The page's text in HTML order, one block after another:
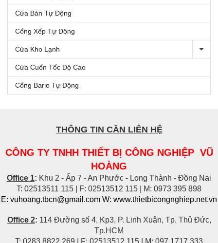
Cửa Bán Tự Động
Cổng Xếp Tự Động
Cửa Kho Lạnh
Cửa Cuốn Tốc Độ Cao
Cổng Barie Tự Động
THÔNG TIN CẦN LIÊN HỆ
CÔNG TY TNHH THIẾT BỊ CÔNG NGHIỆP VŨ
HOÀNG
Office 1: Khu 2 - Ấp 7 - An Phước - Long Thành - Đồng Nai
T: 02513511 115 | F: 02513512 115 | M: 0973 395 898
E: vuhoang.tbcn@gmail.com W: www.thietbicongnghiep.net.vn
Office 2: 114 Đường số 4, Kp3, P. Linh Xuân, Tp. Thủ Đức,
Tp.HCM